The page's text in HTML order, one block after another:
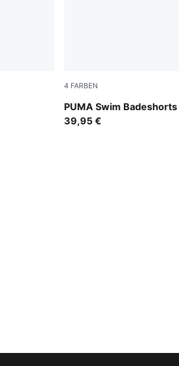
4 FARBEN
PUMA Swim
navy
39,95 €